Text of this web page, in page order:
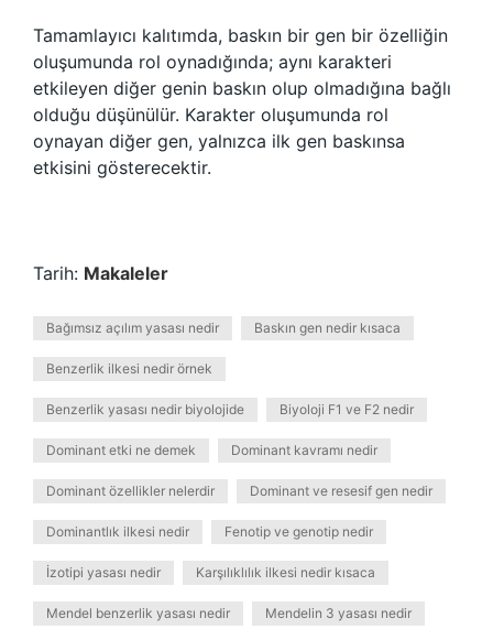
Tamamlayıcı kalıtımda, baskın bir gen bir özelliğin
oluşumunda rol oynadığında; aynı karakteri
etkileyen diğer genin baskın olup olmadığına bağlı
olduğu düşünülür. Karakter oluşumunda rol
oynayan diğer gen, yalnızca ilk gen baskınsa
etkisini gösterecektir.
Tarih: Makaleler
Bağımsız açılım yasası nedir Baskın gen nedir kısaca
Benzerlik ilkesi nedir örnek
Benzerlik yasası nedir biyolojide Biyoloji F1 ve F2 nedir
Dominant etki ne demek Dominant kavramı nedir
Dominant özellikler nelerdir Dominant ve resesif gen nedir
Dominantlık ilkesi nedir Fenotip ve genotip nedir
İzotipi yasası nedir Karşılıklılık ilkesi nedir kısaca
Mendel benzerlik yasası nedir Mendelin 3 yasası nedir